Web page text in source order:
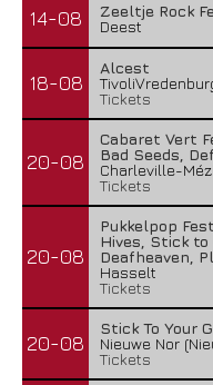
14-08
Zeeltje Rock
Deest
18-08
Alcest
Tickets
20-08
Cabaret Vert
Bad Seeds,
Charleville-
Tickets
20-08
Pukkelpop
Hives, Stick to
Deafheaven,
Hasselt
Tickets
20-08
Stick To Your
Nieuwe Nor
Tickets